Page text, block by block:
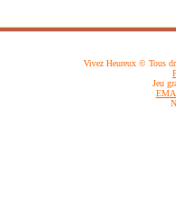
Vivez Heureux © Tous
Jeu